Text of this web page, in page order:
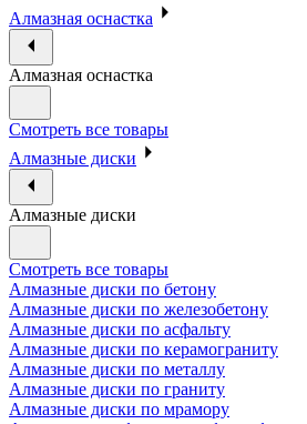
Алмазная оснастка
Алмазная оснастка
Смотреть все товары
Алмазные диски
Алмазные диски
Смотреть все товары
Алмазные диски по бетону
Алмазные диски по железобетону
Алмазные диски по асфальту
Алмазные диски по керамограниту
Алмазные диски по металлу
Алмазные диски по граниту
Алмазные диски по мрамору